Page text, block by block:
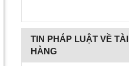
TIN PHÁP LUẬT VỀ
HÀNG